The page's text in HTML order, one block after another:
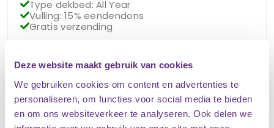
Deze website maakt gebruik van cookies
We gebruiken cookies om content en advertenties te
personaliseren, om functies voor social media te bieden
en om ons websiteverkeer te analyseren. Ook delen we
Type dekbed: All Year
Vulling: 15% eendendons
Gratis verzending
Op voorraad